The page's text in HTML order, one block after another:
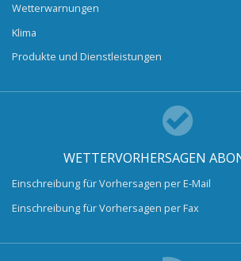
Wetterwarnungen
Klima
Produkte und Dienstleistungen
WETTERVORHERSAGEN
Einschreibung für Vorhersagen per E-Mail
Einschreibung für Vorhersagen per Fax